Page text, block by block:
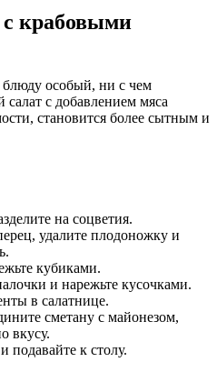
крабовыми
особый, ни с чем
с добавлением мяса
становится более сытным и
на соцветия.
удалите плодоножку и
кубиками.
и нарежьте кусочками.
в салатнице.
сметану с майонезом,
вкусу.
подавайте к столу.